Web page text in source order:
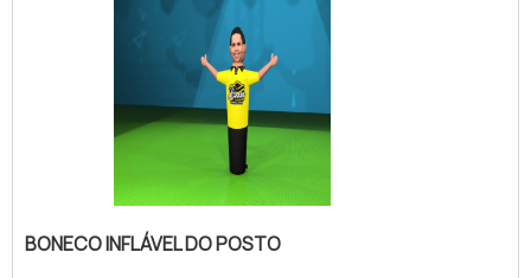
BONECO INFLÁVEL DO POSTO